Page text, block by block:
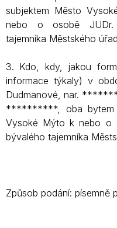
subjektem Město
nebo o osobě JUDr.
tajemníka Městského
3. Kdo, kdy, jakou
informace týkaly) v
Dudmanové, nar.
**********, oba
Vysoké Mýto k nebo o
bývalého tajemníka
Způsob podání: písemně